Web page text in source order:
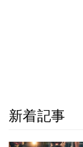
新着記事